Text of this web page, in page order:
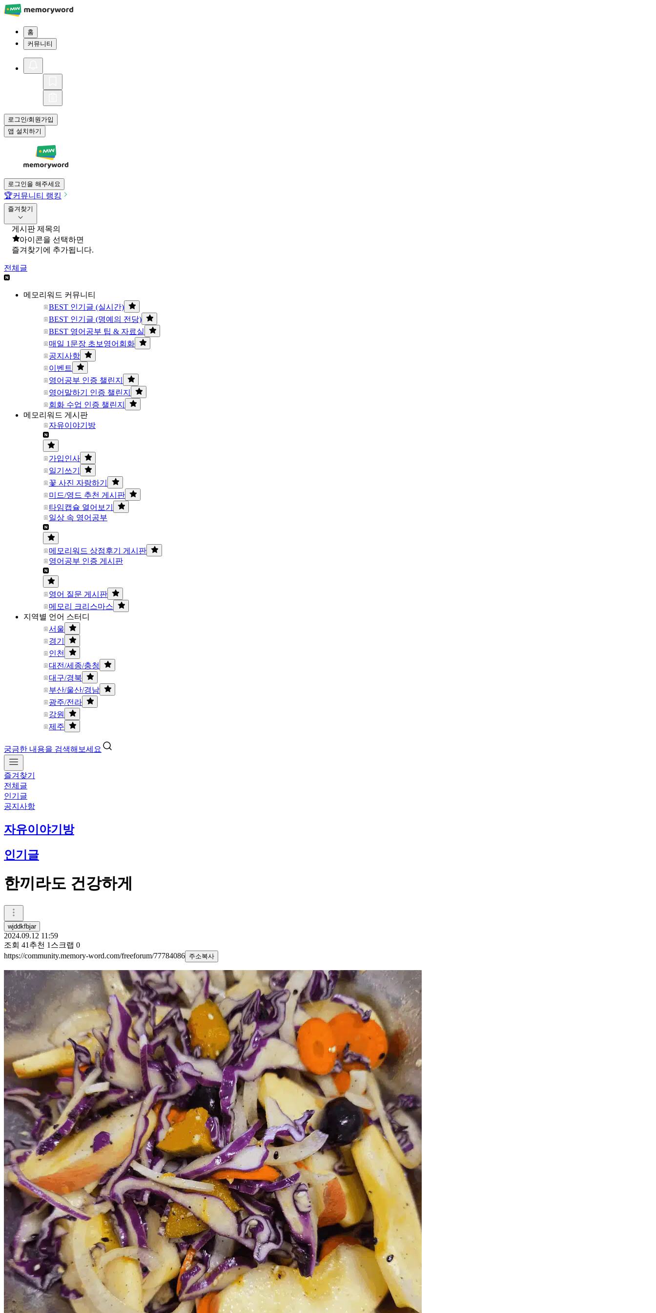
홈
커뮤니티
로그인/회원가입
앱 설치하기
로그인을 해주세요
🏆커뮤니티 랭킹
즐겨찾기
게시판 제목의
아이콘을 선택하면
즐겨찾기에 추가됩니다.
전체글
메모리워드 커뮤니티
BEST 인기글 (실시간)
BEST 인기글 (명예의 전당)
BEST 영어공부 팁 & 자료실
매일 1문장 초보영어회화
공지사항
이벤트
영어공부 인증 챌린지
영어말하기 인증 챌린지
회화 수업 인증 챌린지
메모리워드 게시판
자유이야기방
가입인사
일기쓰기
꽃 사진 자랑하기
미드/영드 추천 게시판
타임캡슐 열어보기
일상 속 영어공부
메모리워드 상점후기 게시판
영어공부 인증 게시판
영어 질문 게시판
메모리 크리스마스
지역별 언어 스터디
서울
경기
인천
대전/세종/충청
대구/경북
부산/울산/경남
광주/전라
강원
제주
궁금한 내용을 검색해보세요
즐겨찾기
전체글
인기글
공지사항
자유이야기방
인기글
한끼라도 건강하게
wjddkfbjar
2024.09.12 11:59
조회 41 추천 1 스크랩 0
https://community.memory-word.com/freeforum/77784086 주소복사